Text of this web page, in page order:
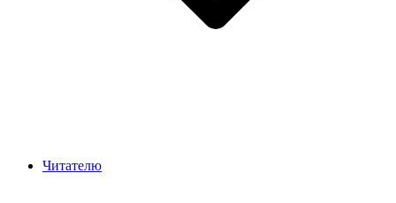
Читателю